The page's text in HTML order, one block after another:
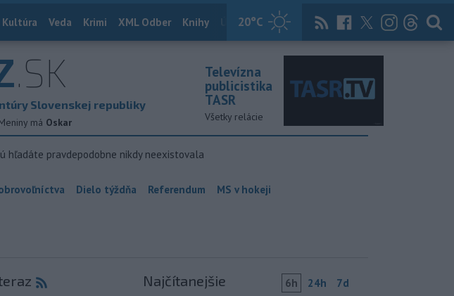
20°C
Kultúra Veda Krimi XML Odber Knihy Útulkovo Magazín News Now Archív
.SK
Slovenskej republiky
má Oskar
Televízna
publicistika
TASR
Všetky relácie
hľadáte pravdepodobne nikdy neexistovala
Dielo týždňa Referendum MS v hokeji
Najčítanejšie 6h 24h 7d